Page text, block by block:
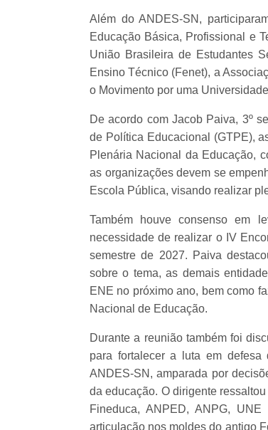
Além do ANDES-SN,
Educação Básica, Profissional e
União Brasileira de Estudantes
Ensino Técnico (Fenet), a
o Movimento por uma
De acordo com Jacob Paiva, 3º
de Política Educacional (GTPE),
Plenária Nacional da Educação,
as organizações devem se
Escola Pública, visando realizar
Também houve consenso em
necessidade de realizar o IV
semestre de 2027. Paiva
sobre o tema, as demais
ENE no próximo ano, bem como
Nacional de Educação.
Durante a reunião também foi
para fortalecer a luta em
ANDES-SN, amparada por
da educação. O dirigente
Fineduca, ANPED, ANPG,
articulação nos moldes do antigo